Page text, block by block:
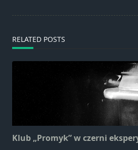
RELATED POSTS
Klub „Promyk” w czerni